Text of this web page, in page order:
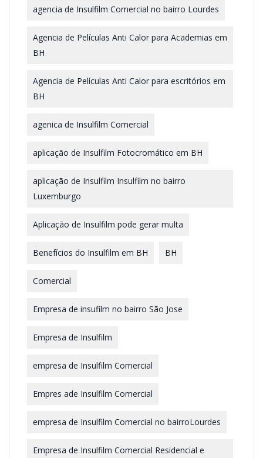
agencia de Insulfilm Comercial no bairro Lourdes
Agencia de Películas Anti Calor para Academias em
BH
Agencia de Películas Anti Calor para escritórios em
BH
agenica de Insulfilm Comercial
aplicação de Insulfilm Fotocromático em BH
aplicação de Insulfilm Insulfilm no bairro
Luxemburgo
Aplicação de Insulfilm pode gerar multa
Benefícios do Insulfilm em BH BH
Comercial
Empresa de insufilm no bairro São Jose
Empresa de Insulfilm
empresa de Insulfilm Comercial
Empres ade Insulfilm Comercial
empresa de Insulfilm Comercial no bairroLourdes
Empresa de Insulfilm Comercial Residencial e